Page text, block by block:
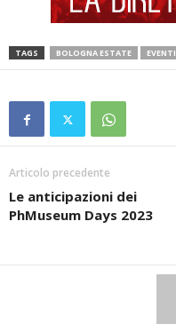
TAGS BOLOGNA ESTATE EVENTI
Articolo precedente
Le anticipazioni dei
PhMuseum Days 2023